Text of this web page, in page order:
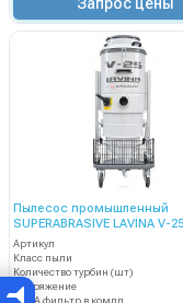
Запрос цены
Пылесос промышленный
SUPERABRASIVE LAVINA V-25
Артикул
Класс пыли
Количество турбин (шт)
Напряжение